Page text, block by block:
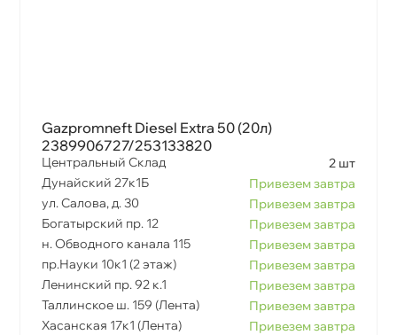
Gazpromneft Diesel Extra 50 (20л)
2389906727/253133820
Центральный Склад
2 шт
Дунайский 27к1Б
Привезем завтра
ул. Салова, д. 30
Привезем завтра
Богатырский пр. 12
Привезем завтра
н. Обводного канала 115
Привезем завтра
пр.Науки 10к1 (2 этаж)
Привезем завтра
Ленинский пр. 92 к.1
Привезем завтра
Таллинское ш. 159 (Лента)
Привезем завтра
Хасанская 17к1 (Лента)
Привезем завтра